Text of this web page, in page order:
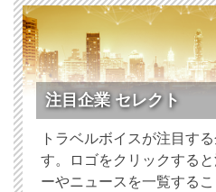
注目企業 セレクト
トラベルボイスが注目す
す。ロゴをクリックする
ーやニュースを一覧するこ